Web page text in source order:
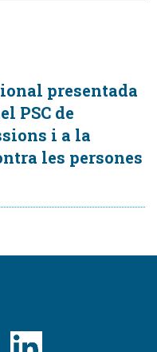
presentada
PSC de
i a la
les persones